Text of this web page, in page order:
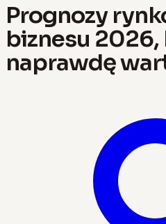
Prognozy
biznesu
naprawdę